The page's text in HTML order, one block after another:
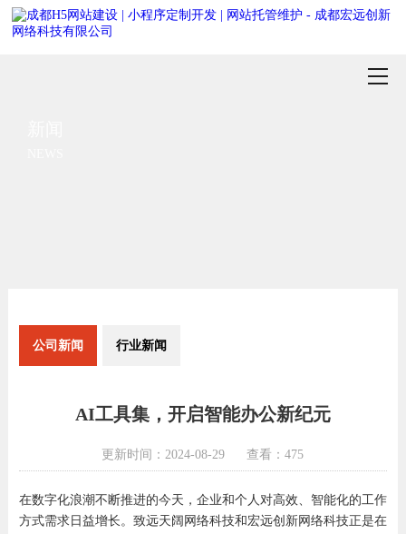
公司新闻 行业新闻
AI工具集，开启智能办公新纪元
更新时间：2024-08-29 查看：475
在数字化浪潮不断推进的今天，企业和个人对高效、智能化的工作
方式需求日益增长。致远天阔网络科技和宏远创新网络科技正是在